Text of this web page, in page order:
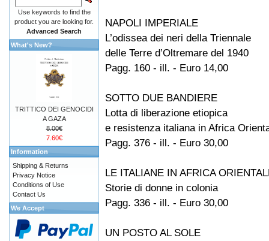
NAPOLI IMPERIALE
L’odissea dei neri della Triennale
delle Terre d’Oltremare del 1940
Pagg. 160 - ill. - Euro 14,00
SOTTO DUE BANDIERE
Lotta di liberazione etiopica
e resistenza italiana in Africa
Pagg. 376 - ill. - Euro 30,00
LE ITALIANE IN AFRICA
Storie di donne in colonia
Pagg. 336 - ill. - Euro 30,00
UN POSTO AL SOLE
Use keywords to find the
product you are looking for.
Advanced Search
What's New?
TRITTICO DEI GENOCIDI
A GAZA
8.00€
7.60€
Information
Shipping & Returns
Privacy Notice
Conditions of Use
Contact Us
We Accept